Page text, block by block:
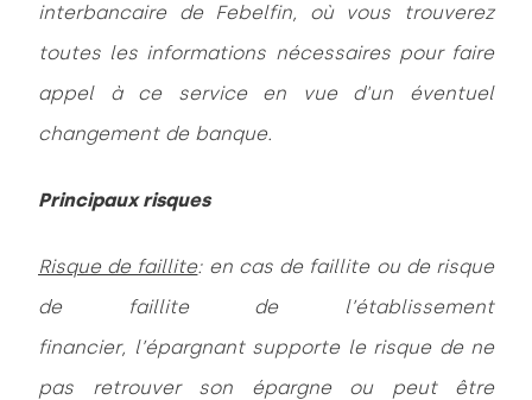
interbancaire de Febelfin, où vous trouverez
toutes les informations nécessaires pour faire
appel à ce service en vue d'un éventuel
changement de banque.
Principaux risques
Risque de faillite: en cas de faillite ou de risque
de faillite de l’établissement
financier, l’épargnant supporte le risque de ne
pas retrouver son épargne ou peut être